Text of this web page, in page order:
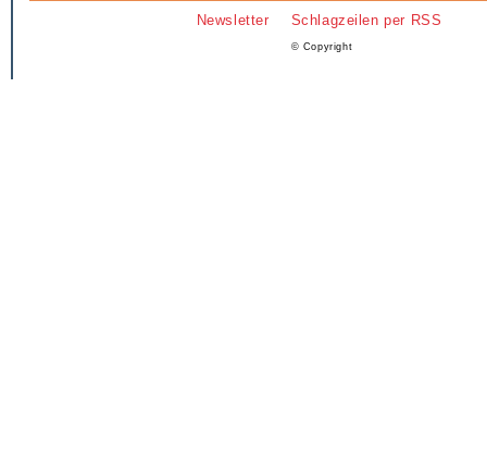
Newsletter Schlagzeilen per RSS
© Copyright